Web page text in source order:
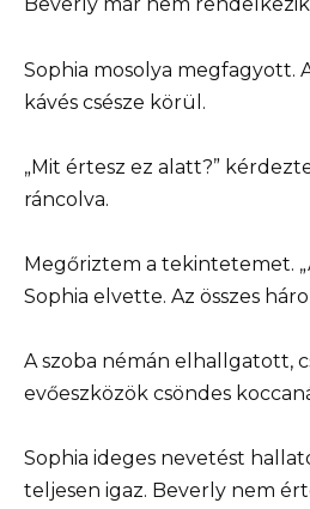
Beverly már nem rendelkezik
Sophia mosolya megfagyott.
kávés csésze körül.
„Mit értesz ez alatt?”
ráncolva.
Megőriztem a tekintetemet.
Sophia elvette. Az összes
A szoba némán elhallgatott,
evőeszközök csöndes
Sophia ideges nevetést
teljesen igaz. Beverly nem